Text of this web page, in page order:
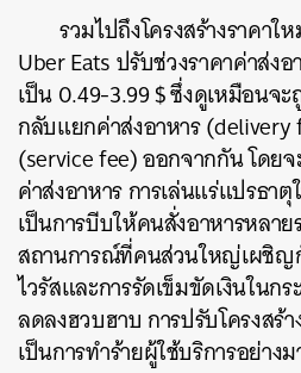
รวมไปถึงโครงสร้างราคาใ
Uber Eatsปรับช่วงราคาค่าส่งอ
เป็น0.49-3.99 $ซึ่งดูเหมือนจะ
กลับแยกค่าส่งอาหาร(delivery
(service fee)ออกจากกันโดย
ค่าส่งอาหารการเล่นแร่แปรธา
เป็นการบีบให้คนสั่งอาหารหลา
สถานการณ์ที่คนส่วนใหญ่เผชิญ
ไวรัสและการรัดเข็มขัดเงินในก
ลดลงฮวบฮาบการปรับโครงสร้
เป็นการทำร้ายผู้ใช้บริการอย่าง